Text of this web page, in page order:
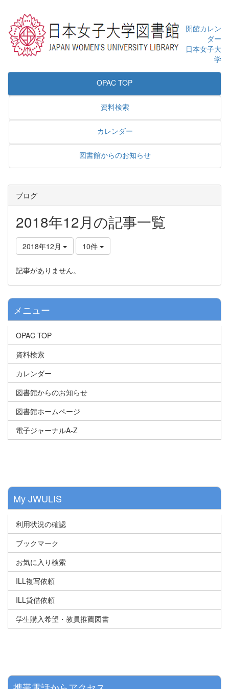
開館カレン
ダー
日本女子大
学
OPAC TOP
資料検索
カレンダー
図書館からのお知らせ
ブログ
2018年12月の記事一覧
2018年12月 10件
記事がありません。
メニュー
OPAC TOP
資料検索
カレンダー
図書館からのお知らせ
図書館ホームページ
電子ジャーナルA-Z
My JWULIS
利用状況の確認
ブックマーク
お気に入り検索
ILL複写依頼
ILL貸借依頼
学生購入希望・教員推薦図書